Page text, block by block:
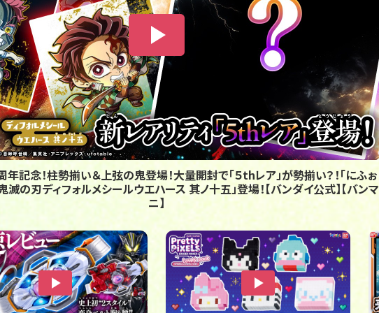
記念！柱勢揃い＆上弦の鬼登場！大量開封で「５thレア」が勢揃い？！「にふぉ
滅の刃ディフォルメシールウエハース 其ノ十五」登場！【バンダイ公式】【バンマ
ニ】